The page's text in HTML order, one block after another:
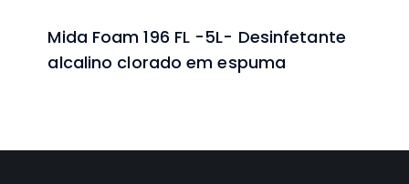
Mida Foam 196 FL -5L- Desinfetante
alcalino clorado em espuma